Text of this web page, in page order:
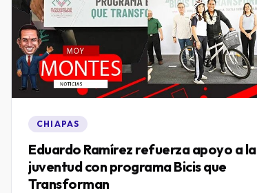
CHIAPAS
Eduardo Ramírez refuerza apoyo a la
juventud con programa Bicis que
Transforman